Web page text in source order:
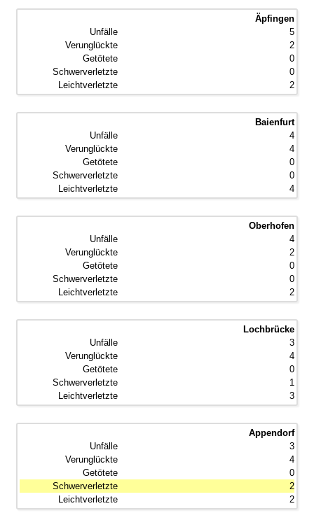
Äpfingen
5
2
0
0
2
Baienfurt
4
4
0
0
4
Oberhofen
4
2
0
0
2
Lochbrücke
3
4
0
1
3
Appendorf
3
4
0
2
2